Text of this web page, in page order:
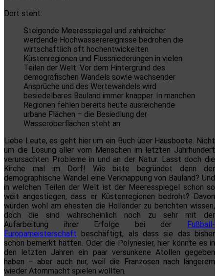
Dort steht:
Steigende Meeresspiegel und zahlreicher
werdende Hochwasserereignisse bedrohen die
wirtschaftlich oft hochentwickelten
Küstenregionen und Flussniederungen in vielen
Teilen der Welt. Vor dem Hintergrund des
demografischen Wandels sowie wachsender
Ansprüche und des Wertewandels wird
besiedelbares Bauland immer knapper. In manchen
Regionen fehlen bereits heute ausreichende
urbane Flächen – die Besiedlung der
Wasseroberflächen steht an.
Liebe Leute, es geht hier um ein Buch über Hausboote. Nicht
um die Lösung aller vom Menschen im letzten Jahrhundert
verursachten Probleme in und an der Natur. Lasst doch die
Kirche mal im Dorf! Wie bitte begründet denn der
demographische Wandel eine Verknappung von Bauland? Und
in welchen Teilen der Welt ist der Meeresspiegel schon so
weit angestiegen, dass er Küstenregionen bedroht? Davon
würden wohl am ehesten die Holländer zu berichten wissen,
doch die sind wahrscheinlich noch zu sehr mit der
Aufarbeitung ihrer Erfolge bei der Fußball-
Europameisterschaft beschäftigt, als dass sie das bisher
schon bemerkt hätten. Oder die Polynesier, hier könnte es in
den letzten Jahren ein paar versunkene Atollen gegeben
haben – aber auch nur, weil die Franzosen nach längerem
wieder Atommacht spielen wollten.